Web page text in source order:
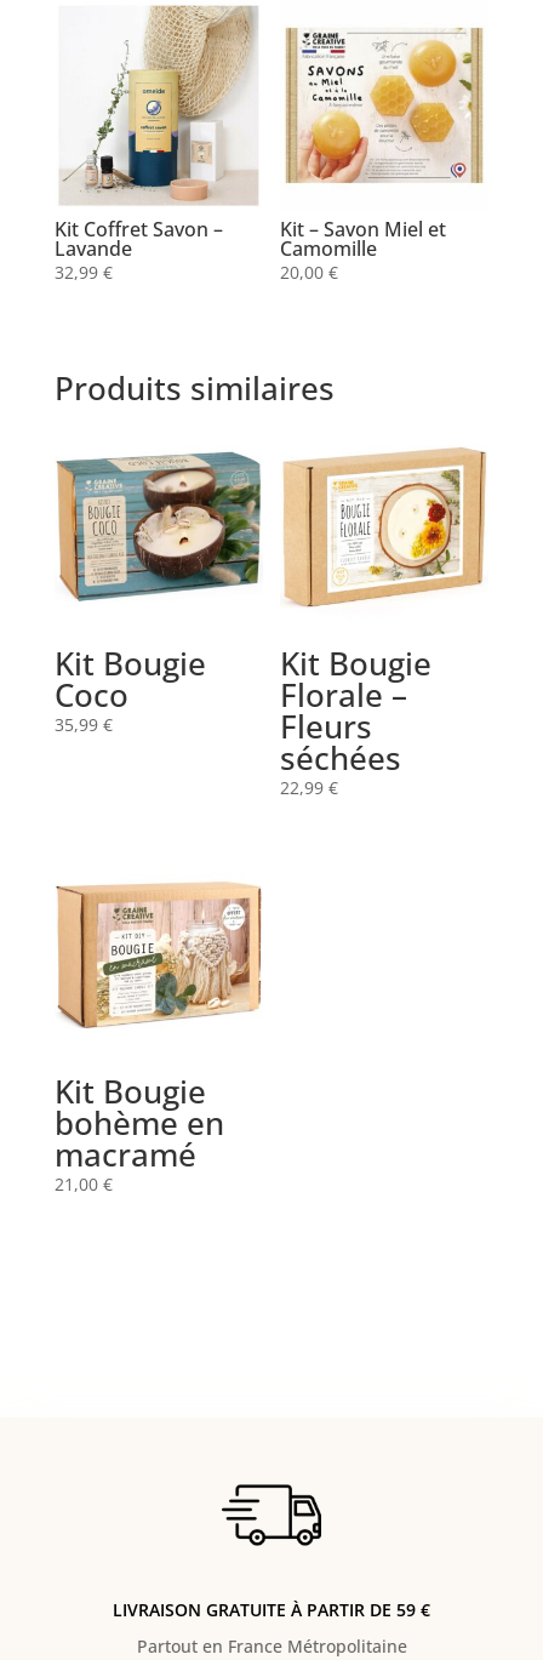
Kit Coffret Savon –
Lavande
32,99 €
Kit – Savon Miel et
Camomille
20,00€
Produits similaires
Kit Bougie
Coco
35,99 €
Kit Bougie
Florale –
Fleurs
séchées
22,99€
Kit Bougie
bohème en
macramé
21,00 €
LIVRAISON GRATUITE À PARTIR DE 59 €
Partout en France Métropolitaine